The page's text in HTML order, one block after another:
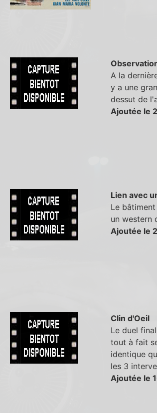
A la
y a une
dessut de
Ajoutée le
Lien avec
Le
un western
Ajoutée le
Clin d'Oeil
Le duel
tout à fait
identique
les 3
Ajoutée le